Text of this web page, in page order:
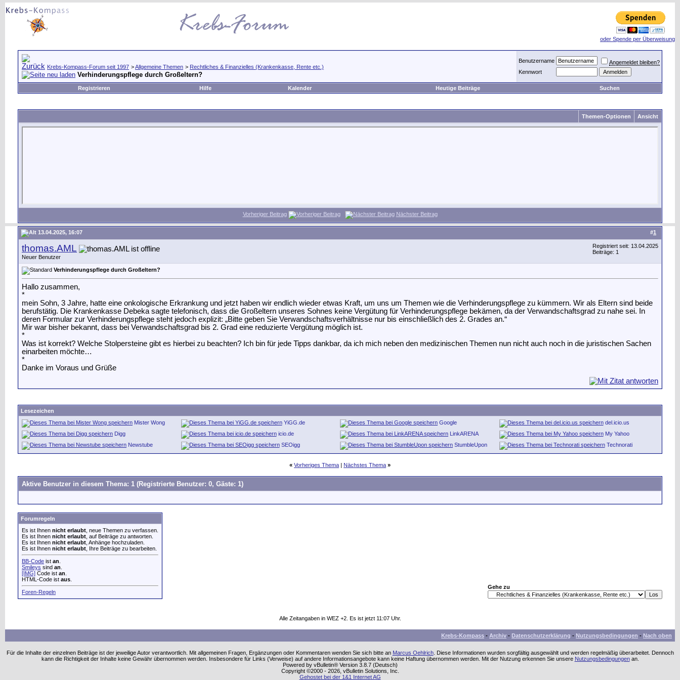
oder Spende per Überweisung
Krebs-Kompass-Forum seit 1997 >Allgemeine Themen > Rechtliches & Finanzielles (Krankenkasse, Rente etc.)
Verhinderungspflege durch Großeltern?
Benutzername
Angemeldet bleiben?
Kennwort
Registrieren Hilfe Kalender Heutige Beiträge Suchen
Themen-Optionen Ansicht
Vorheriger Beitrag Nächster Beitrag
#1
13.04.2025, 16:07
thomas.AML
Neuer Benutzer
Registriert seit: 13.04.2025
Beiträge: 1
Verhinderungspflege durch Großeltern?
Hallo zusammen,
*
mein Sohn, 3 Jahre, hatte eine onkologische Erkrankung und jetzt haben wir endlich wieder etwas Kraft, um uns um Themen wie die Verhinderungspflege zu kümmern. Wir als Eltern sind beide
berufstätig. Die Krankenkasse Debeka sagte telefonisch, dass die Großeltern unseres Sohnes keine Vergütung für Verhinderungspflege bekämen, da der Verwandschaftsgrad zu nahe sei. In
deren Formular zur Verhinderungspflege steht jedoch explizit: „Bitte geben Sie Verwandschaftsverhältnisse nur bis einschließlich des 2. Grades an.“
Mir war bisher bekannt, dass bei Verwandschaftsgrad bis 2. Grad eine reduzierte Vergütung möglich ist.
*
Was ist korrekt? Welche Stolpersteine gibt es hierbei zu beachten? Ich bin für jede Tipps dankbar, da ich mich neben den medizinischen Themen nun nicht auch noch in die juristischen Sachen
einarbeiten möchte…
*
Danke im Voraus und Grüße
Lesezeichen
Mister Wong
YiGG.de Google
del.icio.us
Digg
icio.de LinkARENA
My Yahoo
Newstube
SEOigg StumbleUpon Technorati
« Vorheriges Thema | Nächstes Thema »
Aktive Benutzer in diesem Thema: 1 (Registrierte Benutzer: 0, Gäste: 1)
Forumregeln
Es ist Ihnen nicht erlaubt , neue Themen zu verfassen.
Es ist Ihnen nicht erlaubt , auf Beiträge zu antworten.
Es ist Ihnen nicht erlaubt , Anhänge hochzuladen.
Es ist Ihnen nicht erlaubt , Ihre Beiträge zu bearbeiten.
BB-Code ist an
Smileys sind an
[IMG] Code ist an
HTML-Code ist aus
Foren-Regeln
Gehe zu
Alle Zeitangaben in WEZ +2. Es ist jetzt 11:07Uhr.
Krebs-Kompass - Archiv - Datenschutzerklärung - Nutzungsbedingungen - Nach oben
Für die Inhalte der einzelnen Beiträge ist der jeweilige Autor verantwortlich. Mit allgemeinen Fragen, Ergänzungen oder Kommentaren wenden Sie sich bitte an Marcus Oehlrich. Diese Informationen wurden sorgfältig ausgewählt und werden regelmäßig überarbeitet. Dennoch
kann die Richtigkeit der Inhalte keine Gewähr übernommen werden. Insbesondere für Links (Verweise) auf andere Informationsangebote kann keine Haftung übernommen werden. Mit der Nutzung erkennen Sie unsere Nutzungsbedingungenan.
Powered by vBulletin® Version 3.8.7 (Deutsch)
Copyright ©2000 - 2026, vBulletin Solutions, Inc.
Gehostet bei der 1&1 Internet AG